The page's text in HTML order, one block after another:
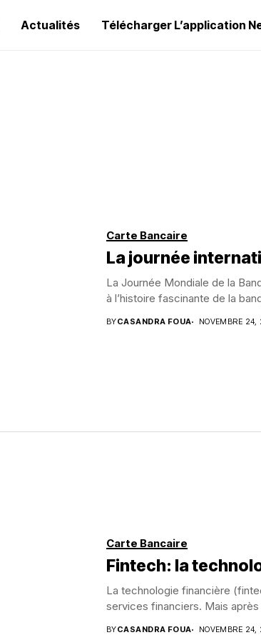
Actualités Télécharger L’application
Carte Bancaire
La journée
La Journée Mondiale de la
à l’histoire fascinante de la
BYCASANDRA FOUA NOVEMBRE
Carte Bancaire
Fintech: la
La technologie financière
services financiers. Mais
BYCASANDRA FOUA NOVEMBRE